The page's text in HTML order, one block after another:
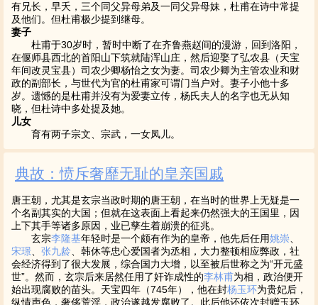
有兄长，早夭，三个同父异母弟及一同父异母妹，杜甫在诗中常提
及他们。但杜甫极少提到继母。
妻子
杜甫于30岁时，暂时中断了在齐鲁燕赵间的漫游，回到洛阳，
在偃师县西北的首阳山下筑就陆浑山庄，然后迎娶了弘农县（天宝
年间改灵宝县）司农少卿杨怡之女为妻。司农少卿为主管农业和财
政的副部长，与世代为官的杜甫家可谓门当户对。妻子小他十多
岁。遗憾的是杜甫并没有为爱妻立传，杨氏夫人的名字也无从知
晓，但杜诗中多处提及她。
儿女
育有两子宗文、宗武，一女凤儿。
典故：愤斥奢靡无耻的皇亲国戚
唐王朝，尤其是玄宗当政时期的唐王朝，在当时的世界上无疑是一
个名副其实的大国；但就在这表面上看起来仍然强大的王国里，因
上下其手等诸多原因，业已孳生着崩溃的征兆。
玄宗李隆基年轻时是一个颇有作为的皇帝，他先后任用姚崇
宋璟
张九龄 、韩休等忠心爱国者为丞相，大力整顿相应弊政，社
会经济得到了很大发展，综合国力大增，以至被后世称之为“开元盛
世”。然而，玄宗后来居然任用了奸诈成性的李林甫为相，政治便开
始出现腐败的苗头。天宝四年（745年），他在封杨玉环为贵妃后，
纵情声色，奢侈荒淫，政治遂越发腐败了。此后他还依次封赠玉环